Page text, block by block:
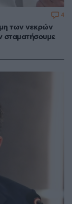
των νεκρών
σταματήσουμε
4